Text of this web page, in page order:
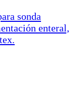
sonda
enteral,